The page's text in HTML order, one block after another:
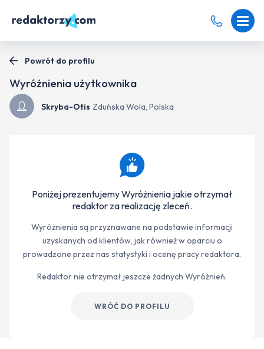
Wyróżnienia użytkownika
Skryba-Otis Zduńska Wola, Polska
Powrót do profilu
Poniżej prezentujemy Wyróżnienia jakie otrzymał
redaktor za realizację zleceń.
Wyróżnienia są przyznawane na podstawie informacji
uzyskanych od klientów, jak również w oparciu o
prowadzone przez nas statystyki i ocenę pracy redaktora.
Redaktor nie otrzymał jeszcze żadnych Wyróżnień.
WRÓĆ DO PROFILU